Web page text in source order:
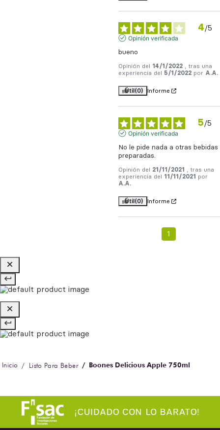
4/5
Opinión verificada
bueno
Opinión del 14/1/2022
, tras una
experiencia del 5/1/2022 por A.A.
Útil(0) Informe
5/5
Opinión verificada
No le pide nada a otras bebidas
preparadas.
Opinión del 21/11/2021
, tras una
experiencia del
11/11/2021
por
A.A.
Útil(0) Informe
1
Listo Para Beber Boones Delicious Apple 750ml